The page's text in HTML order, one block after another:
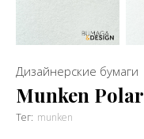
Дизайнерские бумаги
Munken
Тег: munken